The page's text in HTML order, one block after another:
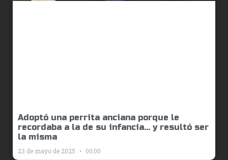
Adoptó una perrita anciana porque le
recordaba a la de su infancia… y resultó ser
la misma
23 de mayo de 2025 00:00